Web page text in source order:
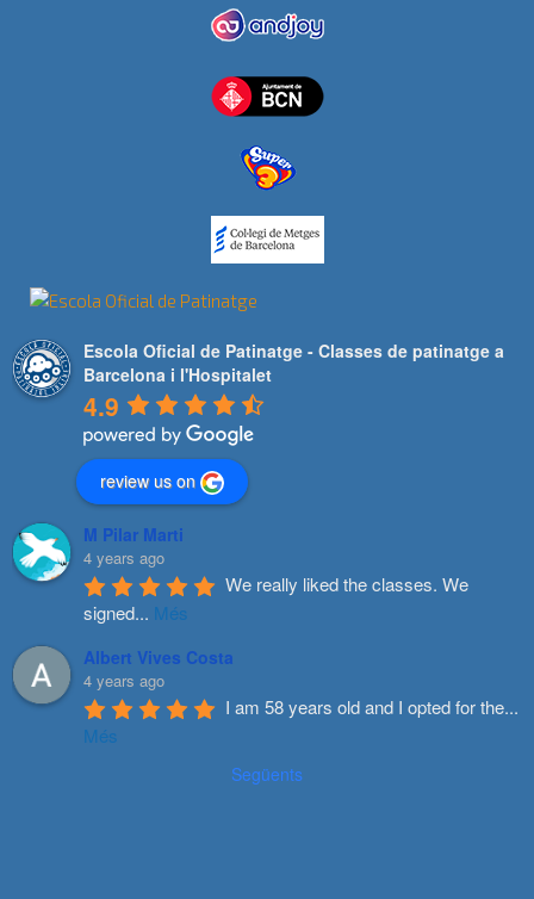
Escola Oficial de Patinatge - Classes de patinatge a
Barcelona i l'Hospitalet
4.9
review us on
M Pilar Marti
4 years ago
We really liked the classes. We
signed... Més
Albert Vives Costa
4 years ago
I am 58 years old and I opted for the...
Més
Següents